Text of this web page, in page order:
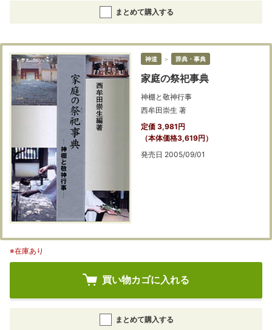
まとめて購入する
神道 ＞ 辞典・事典
家庭の祭祀事典
神棚と敬神行事
西牟田崇生 著
定価 3,981円
（本体価格3,619円）
発売日 2005/09/01
※在庫あり
買い物カゴに入れる
まとめて購入する